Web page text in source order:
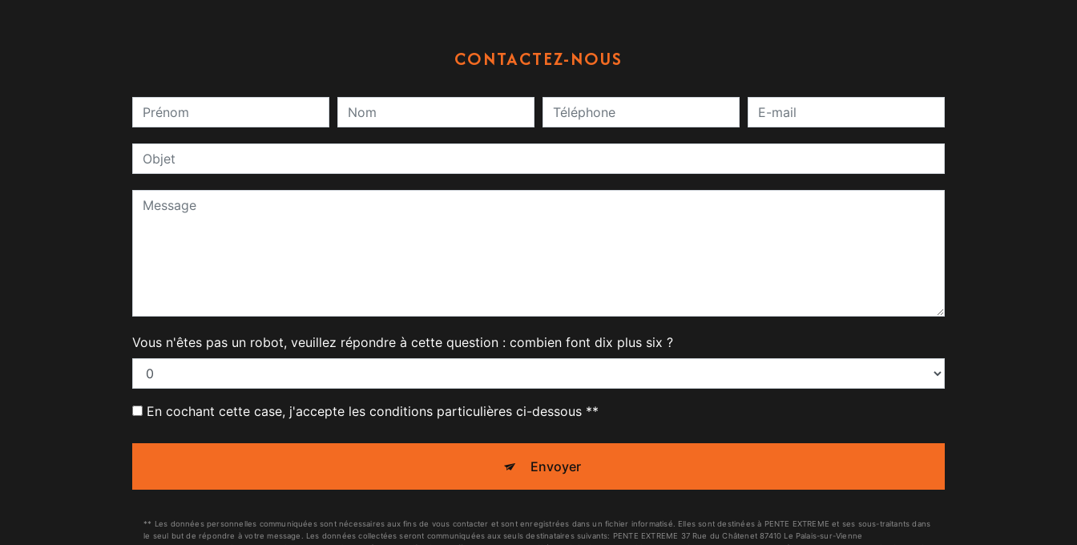
CONTACTEZ-NOUS
Vous n'êtes pas un robot, veuillez répondre à cette question : combien font dix plus six ?
En cochant cette case, j'accepte les conditions particulières ci-dessous **
Envoyer
** Les données personnelles communiquées sont nécessaires aux fins de vous contacter et sont enregistrées dans un fichier informatisé. Elles sont destinées à PENTE EXTREME et ses sous-traitants dans
le seul but de répondre à votre message. Les données collectées seront communiquées aux seuls destinataires suivants: PENTE EXTREME 37 Rue du Châtenet 87410 Le Palais-sur-Vienne